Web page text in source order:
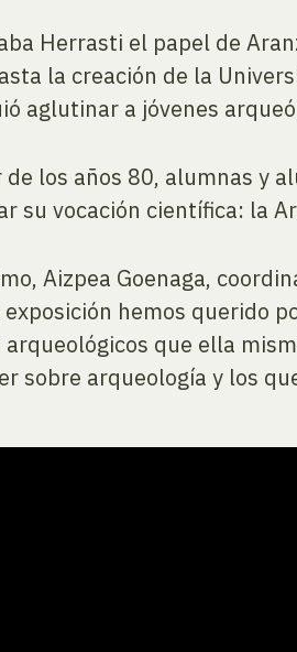
Herrasti el papel de
la creación de la
aglutinar a jóvenes
los años 80, alumnas y
su vocación científica: la
Aizpea Goenaga,
hemos querido
arqueológicos que ella
sobre arqueología y los